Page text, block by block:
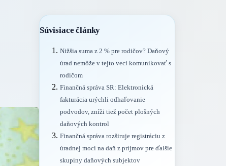
Súvisiace články
Nižšia suma z 2 % pre rodičov? Daňový
úrad nemôže v tejto veci komunikovať s
rodičom
Finančná správa SR: Elektronická
fakturácia urýchli odhaľovanie
podvodov, zníži tiež počet plošných
daňových kontrol
Finančná správa rozširuje registráciu z
úradnej moci na daň z príjmov pre ďalšie
skupiny daňových subjektov